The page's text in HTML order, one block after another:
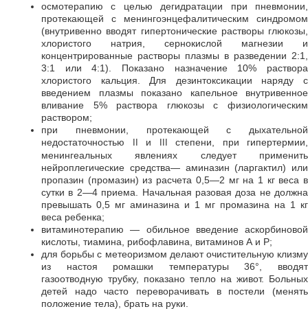
осмотерапию с целью дегидратации при пневмонии,
протекающей с менингоэнцефалитическим синдромом
(внутривенно вводят гипертонические растворы глюкозы,
хлористого натрия, сернокислой магнезии и
концентрированные растворы плазмы в разведении 2:1,
3:1 или 4:1). Показано назначение 10% раствора
хлористого кальция. Для дезинтоксикации наряду с
введением плазмы показано капельное внутривенное
вливание 5% раствора глюкозы с физиологическим
раствором;
при пневмонии, протекающей с дыхательной
недостаточностью
и
степени, при гипертермии,
менингеальных явлениях следует применить
нейроплегические средства— аминазин (ларгактил) или
пропазин (промазин) из расчета 0,5—2 мг на 1 кг веса в
сутки в 2—4 приема. Начальная разовая доза не должна
превышать 0,5 мг аминазина и 1 мг промазина на 1 кг
веса ребенка;
витаминотерапию — обильное введение аскорбиновой
кислоты, тиамина, рибофлавина, витаминов А и Р;
для борьбы с метеоризмом делают очистительную клизму
из настоя ромашки температуры 36°, вводят
газоотводную трубку, показано тепло на живот. Больных
детей надо часто переворачивать в постели (менять
положение тела), брать на руки.